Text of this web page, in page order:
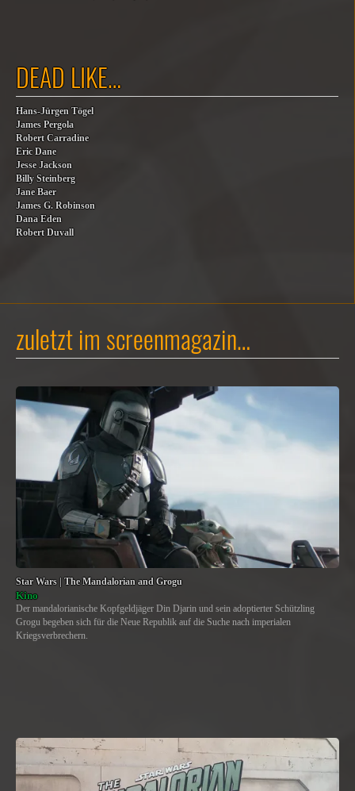
DEAD LIKE…
Hans-Jürgen Tögel
James Pergola
Robert Carradine
Eric Dane
Jesse Jackson
Billy Steinberg
Jane Baer
James G. Robinson
Dana Eden
Robert Duvall
zuletzt im screenmagazin…
Star Wars | The Mandalorian and Grogu
Kino
Der mandalorianische Kopfgeldjäger Din Djarin und sein adoptierter Schützling
Grogu begeben sich für die Neue Republik auf die Suche nach imperialen
Kriegsverbrechern.